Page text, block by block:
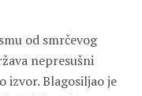
od smrčevog
nepresušni
izvor. Blagosiljao je